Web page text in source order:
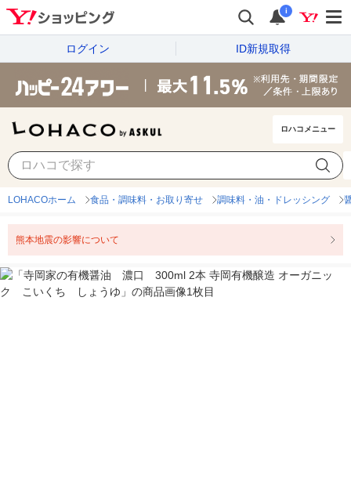
i
ログイン ID新規取得
ロハコメニュー
LOHACOホーム 食品・調味料・お取り寄せ 調味料・油・ドレッシング
熊本地震の影響について